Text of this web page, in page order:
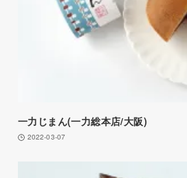
一力じまん(一力総本店/大阪)
2022-03-07